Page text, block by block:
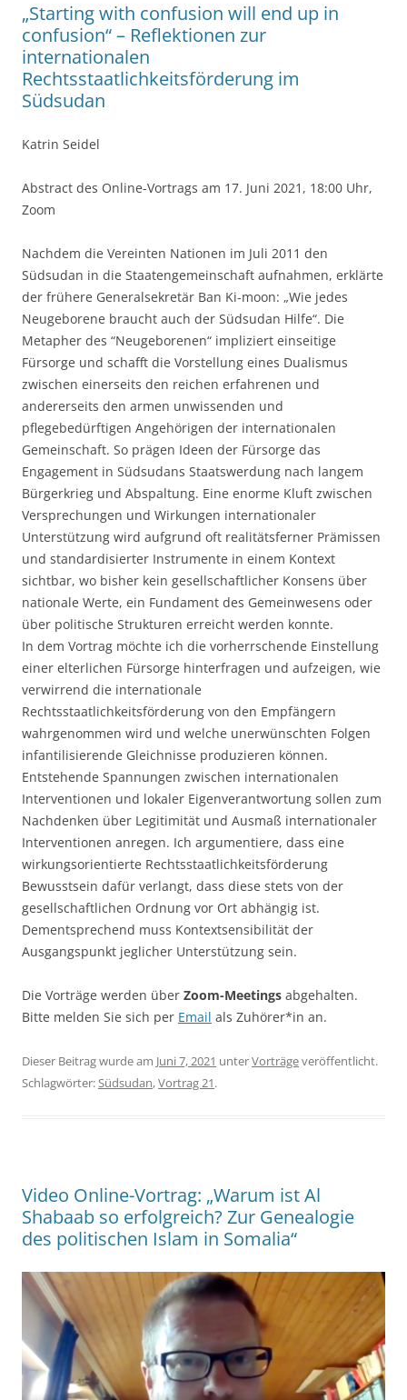
„Starting with confusion will end up in
confusion“ – Reflektionen zur
internationalen
Rechtsstaatlichkeitsförderung im
Südsudan
Katrin Seidel
Abstract des Online-Vortrags am 17. Juni 2021, 18:00 Uhr,
Zoom
Nachdem die Vereinten Nationen im Juli 2011 den
Südsudan in die Staatengemeinschaft aufnahmen, erklärte
der frühere Generalsekretär Ban Ki-moon: „Wie jedes
Neugeborene braucht auch der Südsudan Hilfe“. Die
Metapher des “Neugeborenen“ impliziert einseitige
Fürsorge und schafft die Vorstellung eines Dualismus
zwischen einerseits den reichen erfahrenen und
andererseits den armen unwissenden und
pflegebedürftigen Angehörigen der internationalen
Gemeinschaft. So prägen Ideen der Fürsorge das
Engagement in Südsudans Staatswerdung nach langem
Bürgerkrieg und Abspaltung. Eine enorme Kluft zwischen
Versprechungen und Wirkungen internationaler
Unterstützung wird aufgrund oft realitätsferner Prämissen
und standardisierter Instrumente in einem Kontext
sichtbar, wo bisher kein gesellschaftlicher Konsens über
nationale Werte, ein Fundament des Gemeinwesens oder
über politische Strukturen erreicht werden konnte.
In dem Vortrag möchte ich die vorherrschende Einstellung
einer elterlichen Fürsorge hinterfragen und aufzeigen, wie
verwirrend die internationale
Rechtsstaatlichkeitsförderung von den Empfängern
wahrgenommen wird und welche unerwünschten Folgen
infantilisierende Gleichnisse produzieren können.
Entstehende Spannungen zwischen internationalen
Interventionen und lokaler Eigenverantwortung sollen zum
Nachdenken über Legitimität und Ausmaß internationaler
Interventionen anregen. Ich argumentiere, dass eine
wirkungsorientierte Rechtsstaatlichkeitsförderung
Bewusstsein dafür verlangt, dass diese stets von der
gesellschaftlichen Ordnung vor Ort abhängig ist.
Dementsprechend muss Kontextsensibilität der
Ausgangspunkt jeglicher Unterstützung sein.
Die Vorträge werden über Zoom-Meetings abgehalten.
Bitte melden Sie sich per Email als Zuhörer*in an.
Dieser Beitrag wurde am Juni 7, 2021 unterVorträgeveröffentlicht.
Schlagwörter:Südsudan,Vortrag 21.
Video Online-Vortrag: „Warum ist Al
Shabaab so erfolgreich? Zur Genealogie
des politischen Islam in Somalia“